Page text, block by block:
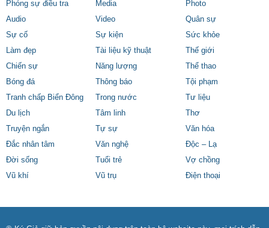
Phóng sự điều tra
Media
Photo
Audio
Video
Quân sự
Sự cố
Sự kiện
Sức khỏe
Làm đẹp
Tài liệu kỹ thuật
Thế giới
Chiến sự
Năng lượng
Thể thao
Bóng đá
Thông báo
Tội phạm
Tranh chấp Biển Đông
Trong nước
Tư liệu
Du lịch
Tâm linh
Thơ
Truyện ngắn
Tự sự
Văn hóa
Đắc nhân tâm
Văn nghệ
Độc – Lạ
Đời sống
Tuổi trẻ
Vợ chồng
Vũ khí
Vũ trụ Điện thoại